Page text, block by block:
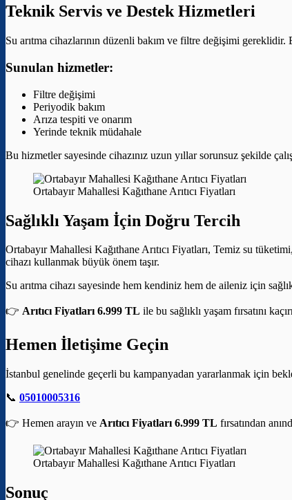
Teknik Servis ve Destek Hizmetleri
Su arıtma cihazlarının düzenli bakım ve filtre değişimi gereklidir.
Sunulan hizmetler:
Filtre değişimi
Periyodik bakım
Arıza tespiti ve onarım
Yerinde teknik müdahale
Bu hizmetler sayesinde cihazınız uzun yıllar sorunsuz şekilde
Ortabayır Mahallesi Kağıthane Arıtıcı Fiyatları
Sağlıklı Yaşam İçin Doğru Tercih
Ortabayır Mahallesi Kağıthane Arıtıcı Fiyatları, Temiz su
cihazı kullanmak büyük önem taşır.
Su arıtma cihazı sayesinde hem kendiniz hem de aileniz için
👉 Arıtıcı Fiyatları 6.999 TL ile bu sağlıklı yaşam fırsatını
Hemen İletişime Geçin
İstanbul genelinde geçerli bu kampanyadan yararlanmak için
📞 05010005316
👉 Hemen arayın ve Arıtıcı Fiyatları 6.999 TL fırsatından
Ortabayır Mahallesi Kağıthane Arıtıcı Fiyatları
Sonuç